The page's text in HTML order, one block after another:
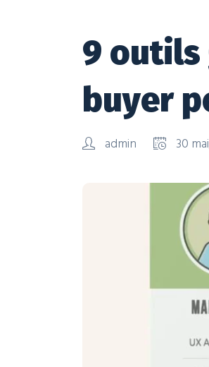
9 outils
buyer
admin 30